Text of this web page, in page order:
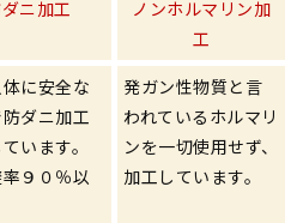
ニ加工
ノンホルマリン加
工
に安全な
ダニ加工
います。
率９０％以
発ガン性物質と言
われているホルマリ
ンを一切使用せず、
加工しています。